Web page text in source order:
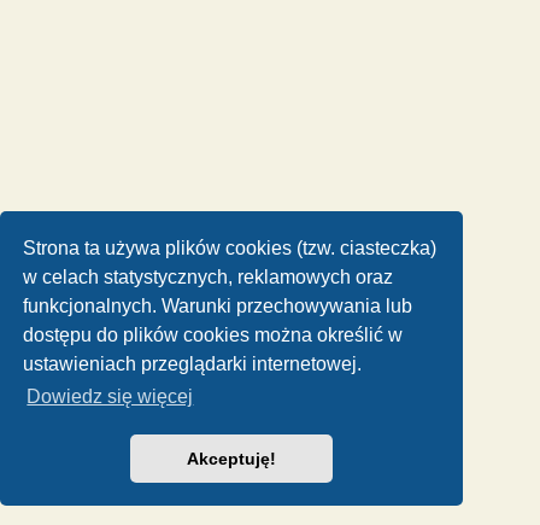
Strona ta używa plików cookies (tzw. ciasteczka)
w celach statystycznych, reklamowych oraz
funkcjonalnych. Warunki przechowywania lub
dostępu do plików cookies można określić w
ustawieniach przeglądarki internetowej.
Dowiedz się więcej
Akceptuję!